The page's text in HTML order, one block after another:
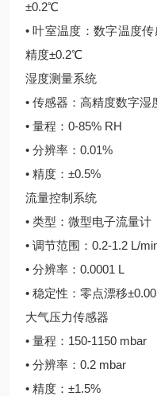
±0.2℃
• 叶室温度：数字温度
精度±0.2℃
湿度测量系统
• 传感器：高精度数字湿
• 量程：0-85% RH
• 分辨率：0.01%
• 精度：±0.5%
流量控制系统
• 类型：微型电子流量计
• 调节范围：0.2-1.2 L/
• 分辨率：0.0001 L
• 稳定性：零点漂移
大气压力传感器
• 量程：150-1150 mbar
• 分辨率：0.2 mbar
• 精度：±1.5%